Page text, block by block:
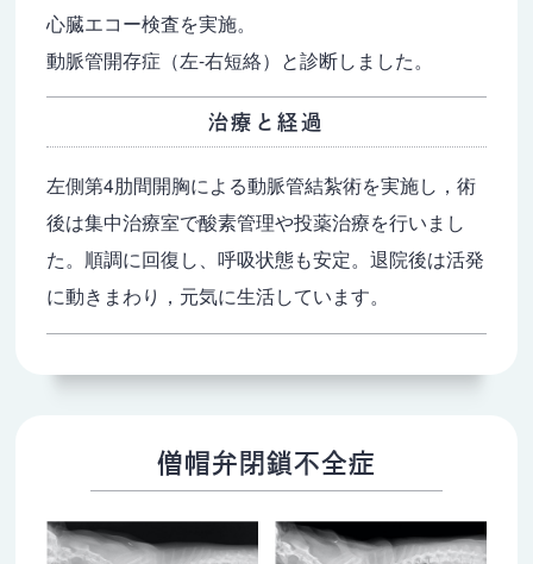
心臓エコー検査を実施。
動脈管開存症（左-右短絡）と診断しました。
治療と経過
左側第4肋間開胸による動脈管結紮術を実施し，術
後は集中治療室で酸素管理や投薬治療を行いまし
た。順調に回復し、呼吸状態も安定。退院後は活発
に動きまわり，元気に生活しています。
僧帽弁閉鎖不全症